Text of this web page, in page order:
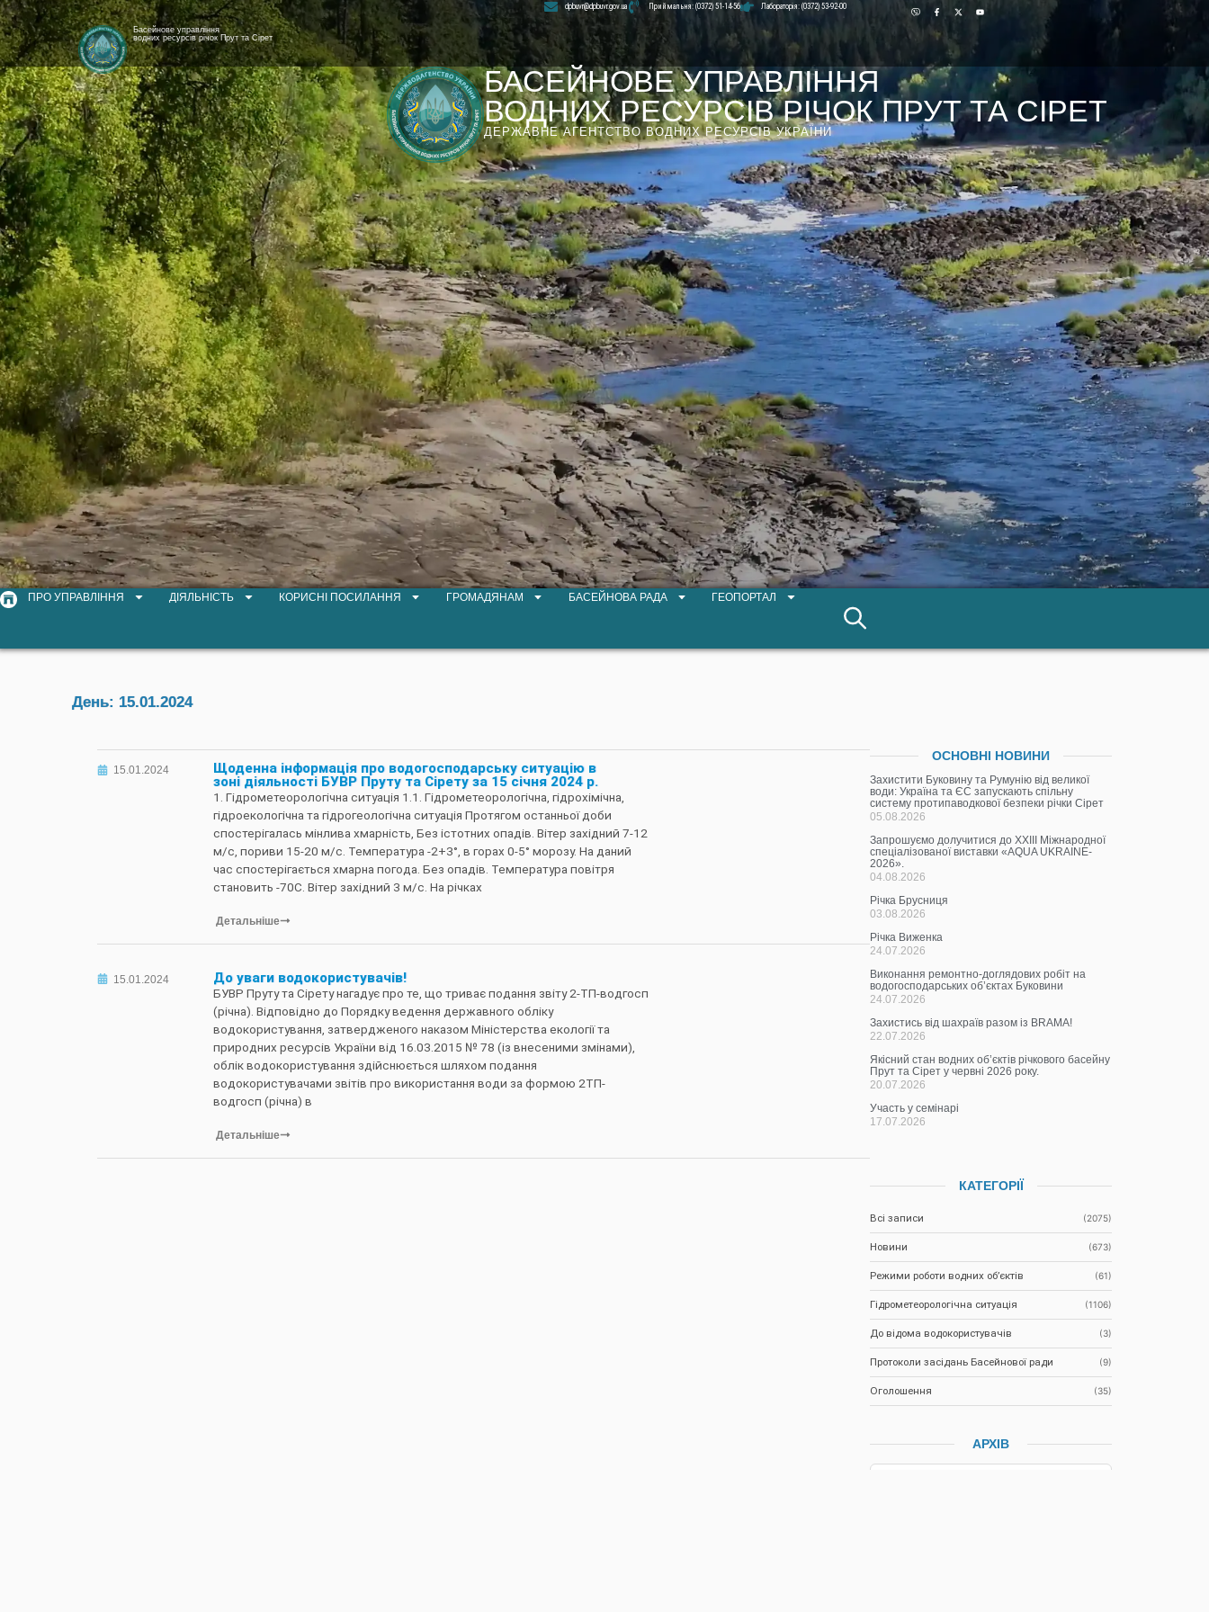
[newyear_garland]
Басейнове управління
водних ресурсів річок Прут та Сірет
Лабораторія: (0372) 53-92-00
dpbuvr@dpbuvr.gov.ua Приймальня: (0372) 51-14-56
БАСЕЙНОВЕ УПРАВЛІННЯ
ВОДНИХ РЕСУРСІВ РІЧОК ПРУТ ТА СІРЕТ
ДЕРЖАВНЕ АГЕНТСТВО ВОДНИХ РЕСУРСІВ УКРАЇНИ
ПРО УПРАВЛІННЯ ДІЯЛЬНІСТЬ КОРИСНІ ПОСИЛАННЯ ГРОМАДЯНАМ БАСЕЙНОВА РАДА ГЕОПОРТАЛ
День: 15.01.2024
15.01.2024
Щоденна інформація про водогосподарську ситуацію в
зоні діяльності БУВР Пруту та Сірету за 15 січня 2024 р.
1. Гідрометеорологічна ситуація 1.1. Гідрометеорологічна, гідрохімічна,
гідроекологічна та гідрогеологічна ситуація Протягом останньої доби
спостерігалась мінлива хмарність, Без істотних опадів. Вітер західний 7-12
м/с, пориви 15-20 м/с. Температура -2+3°, в горах 0-5° морозу. На даний
час спостерігається хмарна погода. Без опадів. Температура повітря
становить -70С. Вітер західний 3 м/с. На річках
Детальніше
15.01.2024 До уваги водокористувачів!
БУВР Пруту та Сірету нагадує про те, що триває подання звіту 2-ТП-водгосп
(річна). Відповідно до Порядку ведення державного обліку
водокористування, затвердженого наказом Міністерства екології та
природних ресурсів України від 16.03.2015 № 78 (із внесеними змінами),
облік водокористування здійснюється шляхом подання
водокористувачами звітів про використання води за формою 2ТП-
водгосп (річна) в
Детальніше
ОСНОВНІ НОВИНИ
Захистити Буковину та Румунію від великої
води: Україна та ЄС запускають спільну
систему протипаводкової безпеки річки Сірет
05.08.2026
Запрошуємо долучитися до ХХІІІ Міжнародної
спеціалізованої виставки «AQUA UKRAINE-
2026».
04.08.2026
Річка Брусниця
03.08.2026
Річка Виженка
24.07.2026
Виконання ремонтно-доглядових робіт на
водогосподарських об’єктах Буковини
24.07.2026
Захистись від шахраїв разом із BRAMA!
22.07.2026
Якісний стан водних об’єктів річкового басейну
Прут та Сірет у червні 2026 року.
20.07.2026
Участь у семінарі
17.07.2026
КАТЕГОРІЇ
Всі записи (2075)
Новини (673)
Режими роботи водних об’єктів (61)
Гідрометеорологічна ситуація (1106)
До відома водокористувачів (3)
Протоколи засідань Басейнової ради (9)
Оголошення (35)
АРХІВ